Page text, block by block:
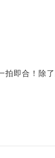
拍即合！除